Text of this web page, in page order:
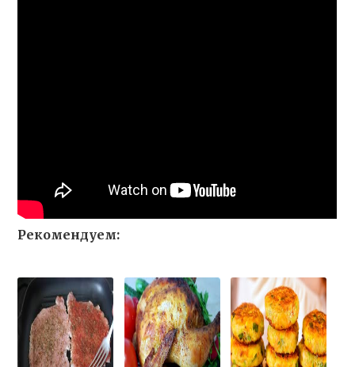
Рекомендуем: